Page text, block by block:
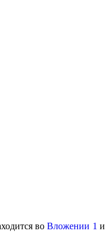
воВложении 1 и